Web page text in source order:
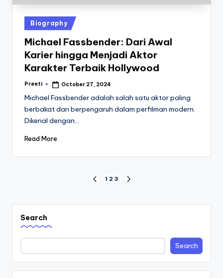
Posted
in
Biography
Michael Fassbender: Dari Awal
Karier hingga Menjadi Aktor
Karakter Terbaik Hollywood
Posted
Preeti October 27, 2024
Michael Fassbender adalah salah satu aktor paling
berbakat dan berpengaruh dalam perfilman modern.
Dikenal dengan…
Read More
pagination
PREVIOUS
1 2 3
Search
Search